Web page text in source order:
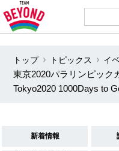
トップ トピックス
イ
東京2020パラリンピック
Tokyo2020 1000Days to
新着情報